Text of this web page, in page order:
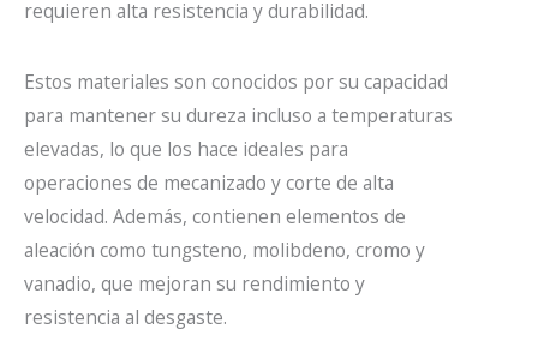
requieren alta resistencia y durabilidad.
Estos materiales son conocidos por su capacidad
para mantener su dureza incluso a temperaturas
elevadas, lo que los hace ideales para
operaciones de mecanizado y corte de alta
velocidad. Además, contienen elementos de
aleación como tungsteno, molibdeno, cromo y
vanadio, que mejoran su rendimiento y
resistencia al desgaste.